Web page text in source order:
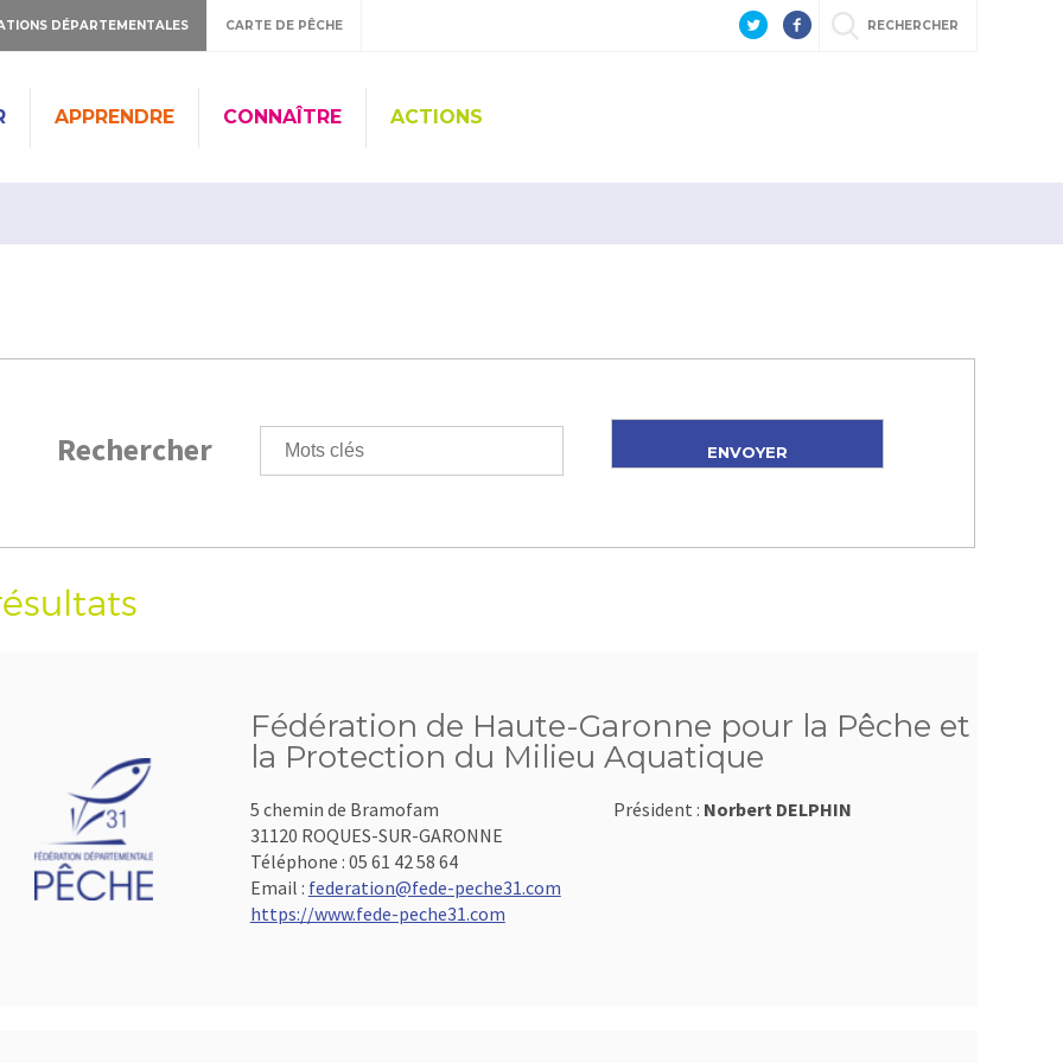
DÉPARTEMENTALES CARTE DE PÊCHE RECHERCHER
APPRENDRE CONNAÎTRE ACTIONS
Rechercher
Fédération de Haute-Garonne pour la Pêche et
la Protection du Milieu Aquatique
5 chemin de Bramofam
31120 ROQUES-SUR-GARONNE
Téléphone : 05 61 42 58 64
Email : federation@fede-peche31.com
https://www.fede-peche31.com
Président : Norbert DELPHIN